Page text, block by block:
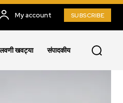
My account SUBSCRIBE
खवट्या संपादकीय